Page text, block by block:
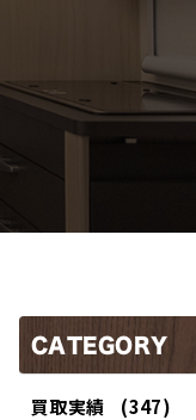
CATEGORY
買取実績 (347)